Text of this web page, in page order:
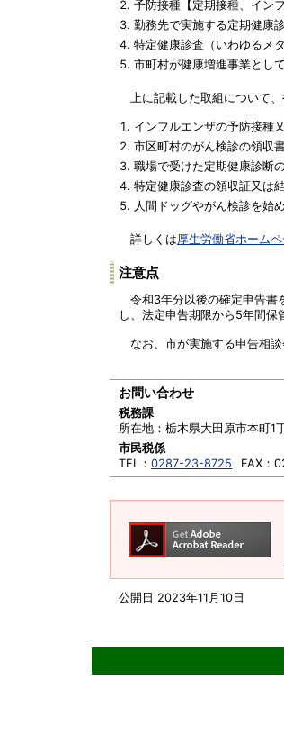
公開日 2023年11月10日
予防接種【定期接種、イン
勤務先で実施する定期健康
特定健康診査（いわゆるメタ
市町村が健康増進事業とし
上に記載した取組について、
インフルエンザの予防接種
市区町村のがん検診の領収
職場で受けた定期健康診断
特定健康診査の領収証又は
人間ドッグやがん検診を始
詳しくは厚生労働省ホーム
注意点
令和3年分以後の確定申告書
し、法定申告期限から5年間保
なお、市が実施する申告相談
お問い合わせ
税務課
所在地： 栃木県大田原市本町1
市民税係
TEL： 0287-23-8725 FAX：